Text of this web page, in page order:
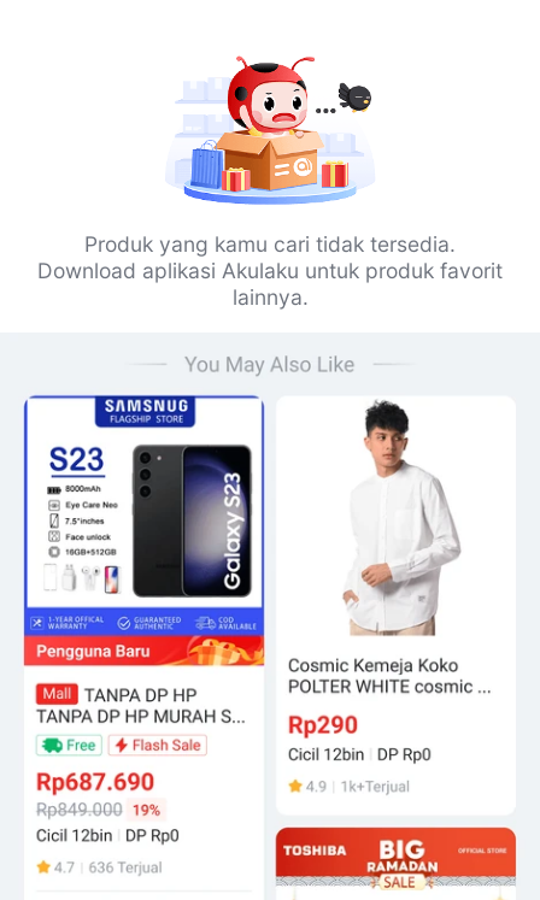
Produk yang kamu cari tidak tersedia.
Download aplikasi Akulaku untuk produk favorit
lainnya.